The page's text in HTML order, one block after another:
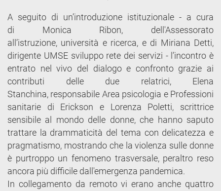
A seguito di un’introduzione istituzionale - a cura
di Monica Ribon, dell'Assessorato
all’istruzione, università e ricerca, e di Miriana Detti,
dirigente UMSE sviluppo rete dei servizi - l’incontro è
entrato nel vivo del dialogo e confronto grazie ai
contributi delle due relatrici, Elena
Stanchina, responsabile Area psicologia e Professioni
sanitarie di Erickson e Lorenza Poletti, scrittrice
sensibile al mondo delle donne, che hanno saputo
trattare la drammaticità del tema con delicatezza e
pragmatismo, mostrando che la violenza sulle donne
è purtroppo un fenomeno trasversale, peraltro reso
ancora più difficile dall'emergenza pandemica.
In collegamento da remoto vi erano anche quattro